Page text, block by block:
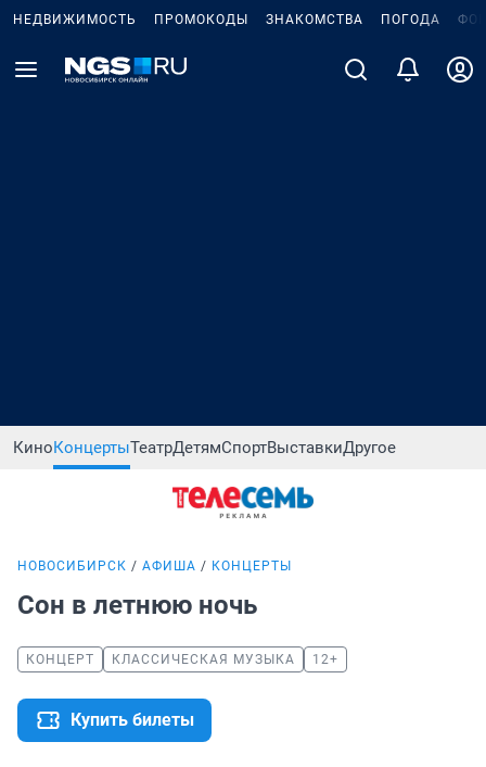
НЕДВИЖИМОСТЬ ПРОМОКОДЫ ЗНАКОМСТВА ПОГОДА
КиноКонцертыТеатрДетямСпортВыставкиДругое
НОВОСИБИРСК АФИША КОНЦЕРТЫ
Сон в летнюю ночь
КОНЦЕРТ КЛАССИЧЕСКАЯ МУЗЫКА 12+
Купить билеты